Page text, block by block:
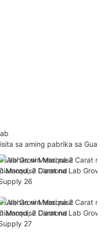
sa aming pabrika sa Guang